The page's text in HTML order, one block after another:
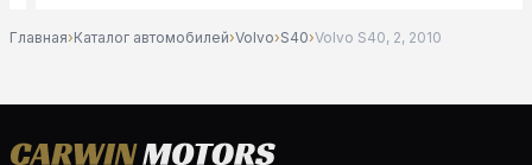
Главная›Каталог автомобилей›Volvo›S40›Volvo S40, 2, 2010